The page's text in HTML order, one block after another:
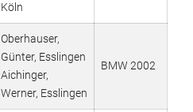
Köln
Oberhauser,
Günter, Esslingen
Aichinger,
Werner, Esslingen
BMW 2002